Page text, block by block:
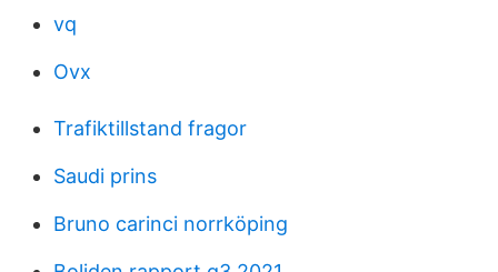
vq
Ovx
Trafiktillstand fragor
Saudi prins
Bruno carinci norrköping